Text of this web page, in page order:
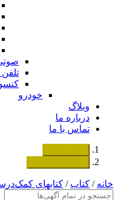
خودرو
وبلاگ
درباره ما
تماس با ما
خانه/ کتاب/ کتابهای